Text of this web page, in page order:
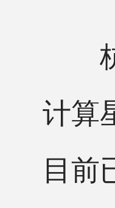
杭
计算
目前